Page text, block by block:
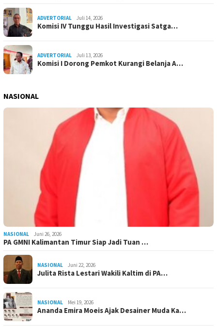
ADVERTORIAL Juli 14, 2026
Komisi IV Tunggu Hasil Investigasi Satga…
ADVERTORIAL Juli 13, 2026
Komisi I Dorong Pemkot Kurangi Belanja A…
NASIONAL
NASIONAL Juni 26, 2026
PA GMNI Kalimantan Timur Siap Jadi Tuan …
NASIONAL Juni 22, 2026
Julita Rista Lestari Wakili Kaltim di PA…
NASIONAL Mei 19, 2026
Ananda Emira Moeis Ajak Desainer Muda Ka…